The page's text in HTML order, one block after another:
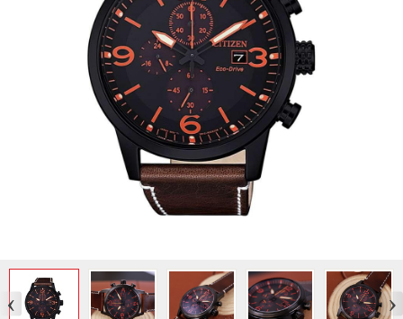
‹ ›